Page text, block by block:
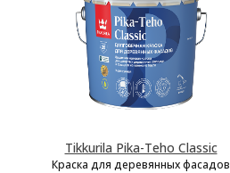
Tikkurila Pika-Teho Classic
Краска для деревянных фасадов